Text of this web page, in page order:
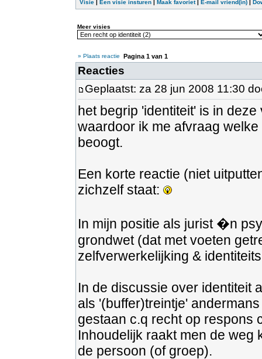
Visie Een visie insturen Maak favoriet| E-mail vriend(in)
Meer visies
» Plaats reactie Pagina 1 van 1
Reacties
Geplaatst: za 28 jun 2008 11:30
het begrip 'identiteit' is in
waardoor ik me afvraag
beoogt.
Een korte reactie (niet
zichzelf staat:
In mijn positie als jurist �n
grondwet (dat met voeten
zelfverwerkelijking &
In de discussie over identiteit
als '(buffer)treintje'
gestaan c.q recht op respons
Inhoudelijk raakt men de weg
de persoon (of groep).